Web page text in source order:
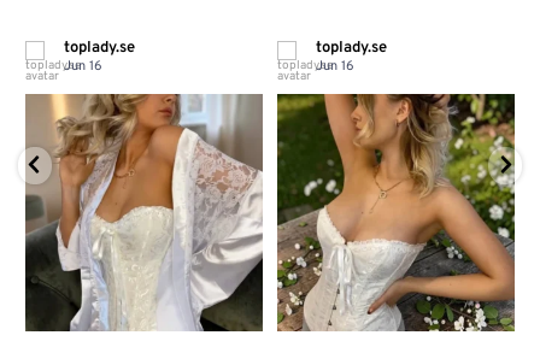
toplady.se
Jun 16
toplady.se
Jun 16